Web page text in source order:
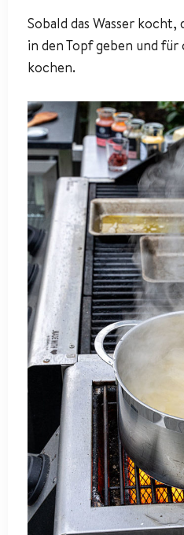
Sobald das Wasser
in den Topf geben und
kochen.